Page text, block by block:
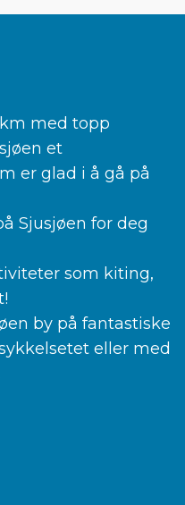
med topp
et
er glad i å gå på
Sjusjøen for deg
som kiting,
by på fantastiske
eller med